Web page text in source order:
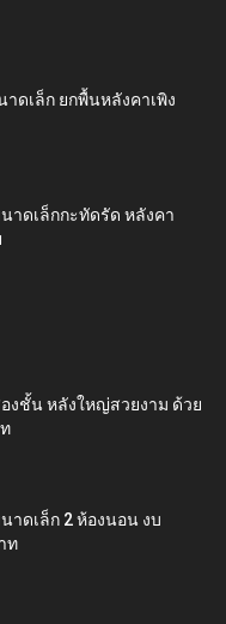
ดเล็ก ยกพื้นหลังคาเพิง
าดเล็กกะทัดรัด หลังคา
งชั้น หลังใหญ่สวยงาม ด้วย
าดเล็ก 2 ห้องนอน งบ
ท